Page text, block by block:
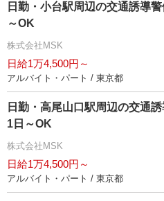
日勤・小台駅周辺の交通誘導
～OK
株式会社MSK
日給1万4,500円～
アルバイト・パート / 東京都
日勤・高尾山口駅周辺の交通
1日～OK
株式会社MSK
日給1万4,500円～
アルバイト・パート / 東京都